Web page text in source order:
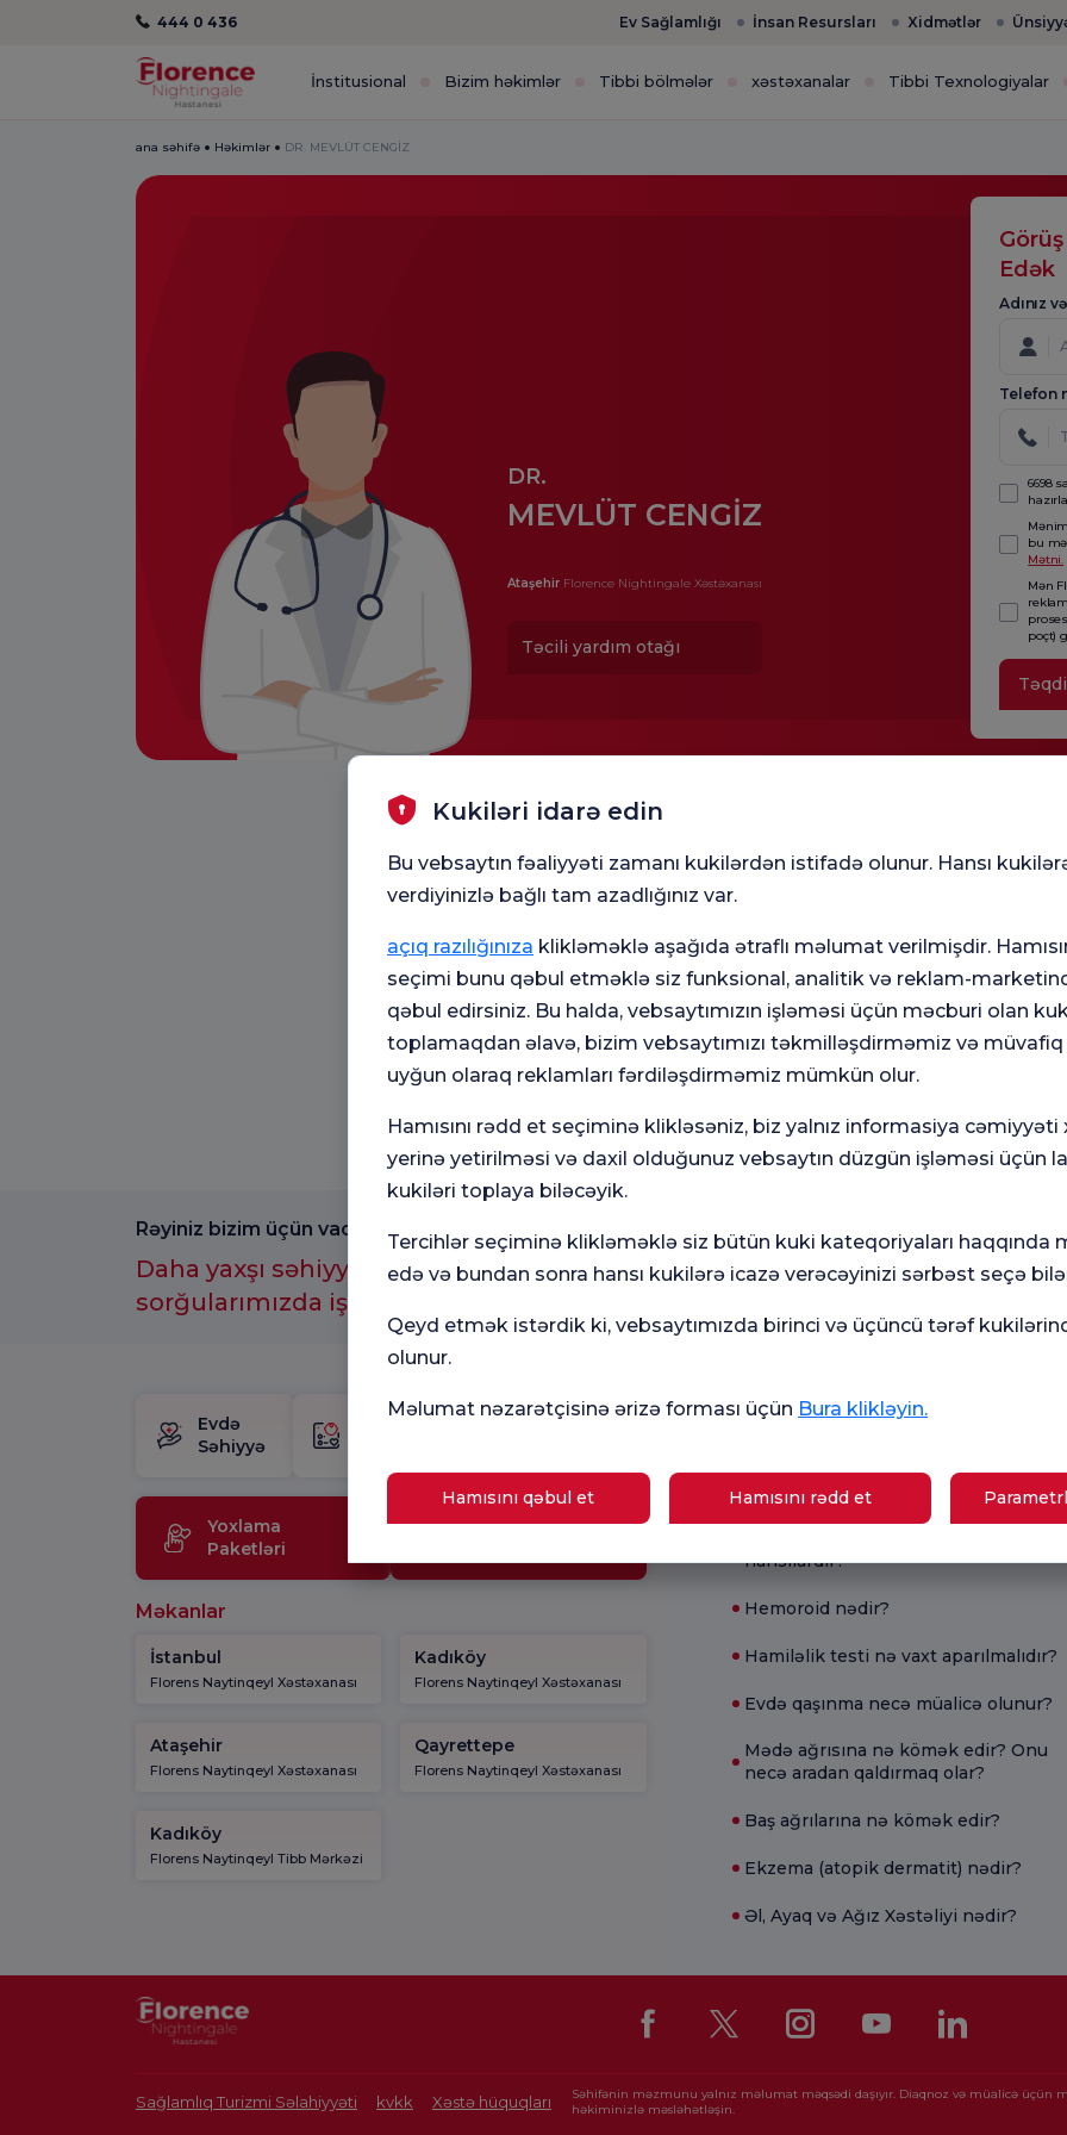
444 0 436 Ev Sağlamlığı İnsan Resursları Xidmətlər
İnstitusional Bizim həkimlər Tibbi bölmələr xəstəxanalar Tibbi Texnologiyalar
ana səhifə Həkimlər DR. MEVLÜT CENGİZ
DR.
MEVLÜT CENGİZ
AtaşehirFlorence Nightingale Xəstəxanası
Təcili yardım otağı
Edək
Adınız
Telefon
6698
bu
Mətni.
Mən
poçt)
Tibb
Evdə
Səhiyyə
Hamiləlik
Yoxlama
Paketləri
Tibbi
Məkanlar
İstanbul
Florens Naytinqeyl Xəstəxanası
Kadıköy
Florens Naytinqeyl Xəstəxanası
Ataşehir
Florens Naytinqeyl Xəstəxanası
Qayrettepe
Florens Naytinqeyl Xəstəxanası
Kadıköy
Florens Naytinqeyl Tibb Mərkəzi
Hamiləliyin əlamətləri hansılardır?
hansılardır?
Hemoroid nədir?
Hamiləlik testi nə vaxt aparılmalıdır?
Evdə qaşınma necə müalicə olunur?
Mədə ağrısına nə kömək edir? Onu
necə aradan qaldırmaq olar?
Baş ağrılarına nə kömək edir?
Ekzema (atopik dermatit) nədir?
Əl, Ayaq və Ağız Xəstəliyi nədir?
Rəyiniz bizim üçün vacibdir.
Daha yaxşı səhiyyə təcrübəsi üçün
sorğularımızda iştirak etməyi unutmayın.
Ümumi
Məmnuniyyət
Sağlamlıq Turizmi Səlahiyyəti kvkk Xəstə hüquqları
Səhifənin məzmunu yalnız məlumat məqsədi daşıyır. Diaqnoz və müalicə üçün
həkiminizlə məsləhətləşin.
Kukiləri idarə edin
Bu vebsaytın fəaliyyəti zamanı kukilərdən istifadə olunur. Hansı
verdiyinizlə bağlı tam azadlığınız var.
açıq razılığınıza klikləməklə aşağıda ətraflı məlumat verilmişdir.
seçimi bunu qəbul etməklə siz funksional, analitik və reklam-
qəbul edirsiniz. Bu halda, vebsaytımızın işləməsi üçün məcburi olan
toplamaqdan əlavə, bizim vebsaytımızı təkmilləşdirməmiz və
uyğun olaraq reklamları fərdiləşdirməmiz mümkün olur.
Hamısını rədd et seçiminə klikləsəniz, biz yalnız informasiya
yerinə yetirilməsi və daxil olduğunuz vebsaytın düzgün işləməsi üçün
kukiləri toplaya biləcəyik.
Tercihlər seçiminə klikləməklə siz bütün kuki kateqoriyaları haqqında
edə və bundan sonra hansı kukilərə icazə verəcəyinizi sərbəst seçə
Qeyd etmək istərdik ki, vebsaytımızda birinci və üçüncü tərəf
olunur.
Məlumat nəzarətçisinə ərizə forması üçün Bura klikləyin.
Hamısını qəbul et Hamısını rədd et